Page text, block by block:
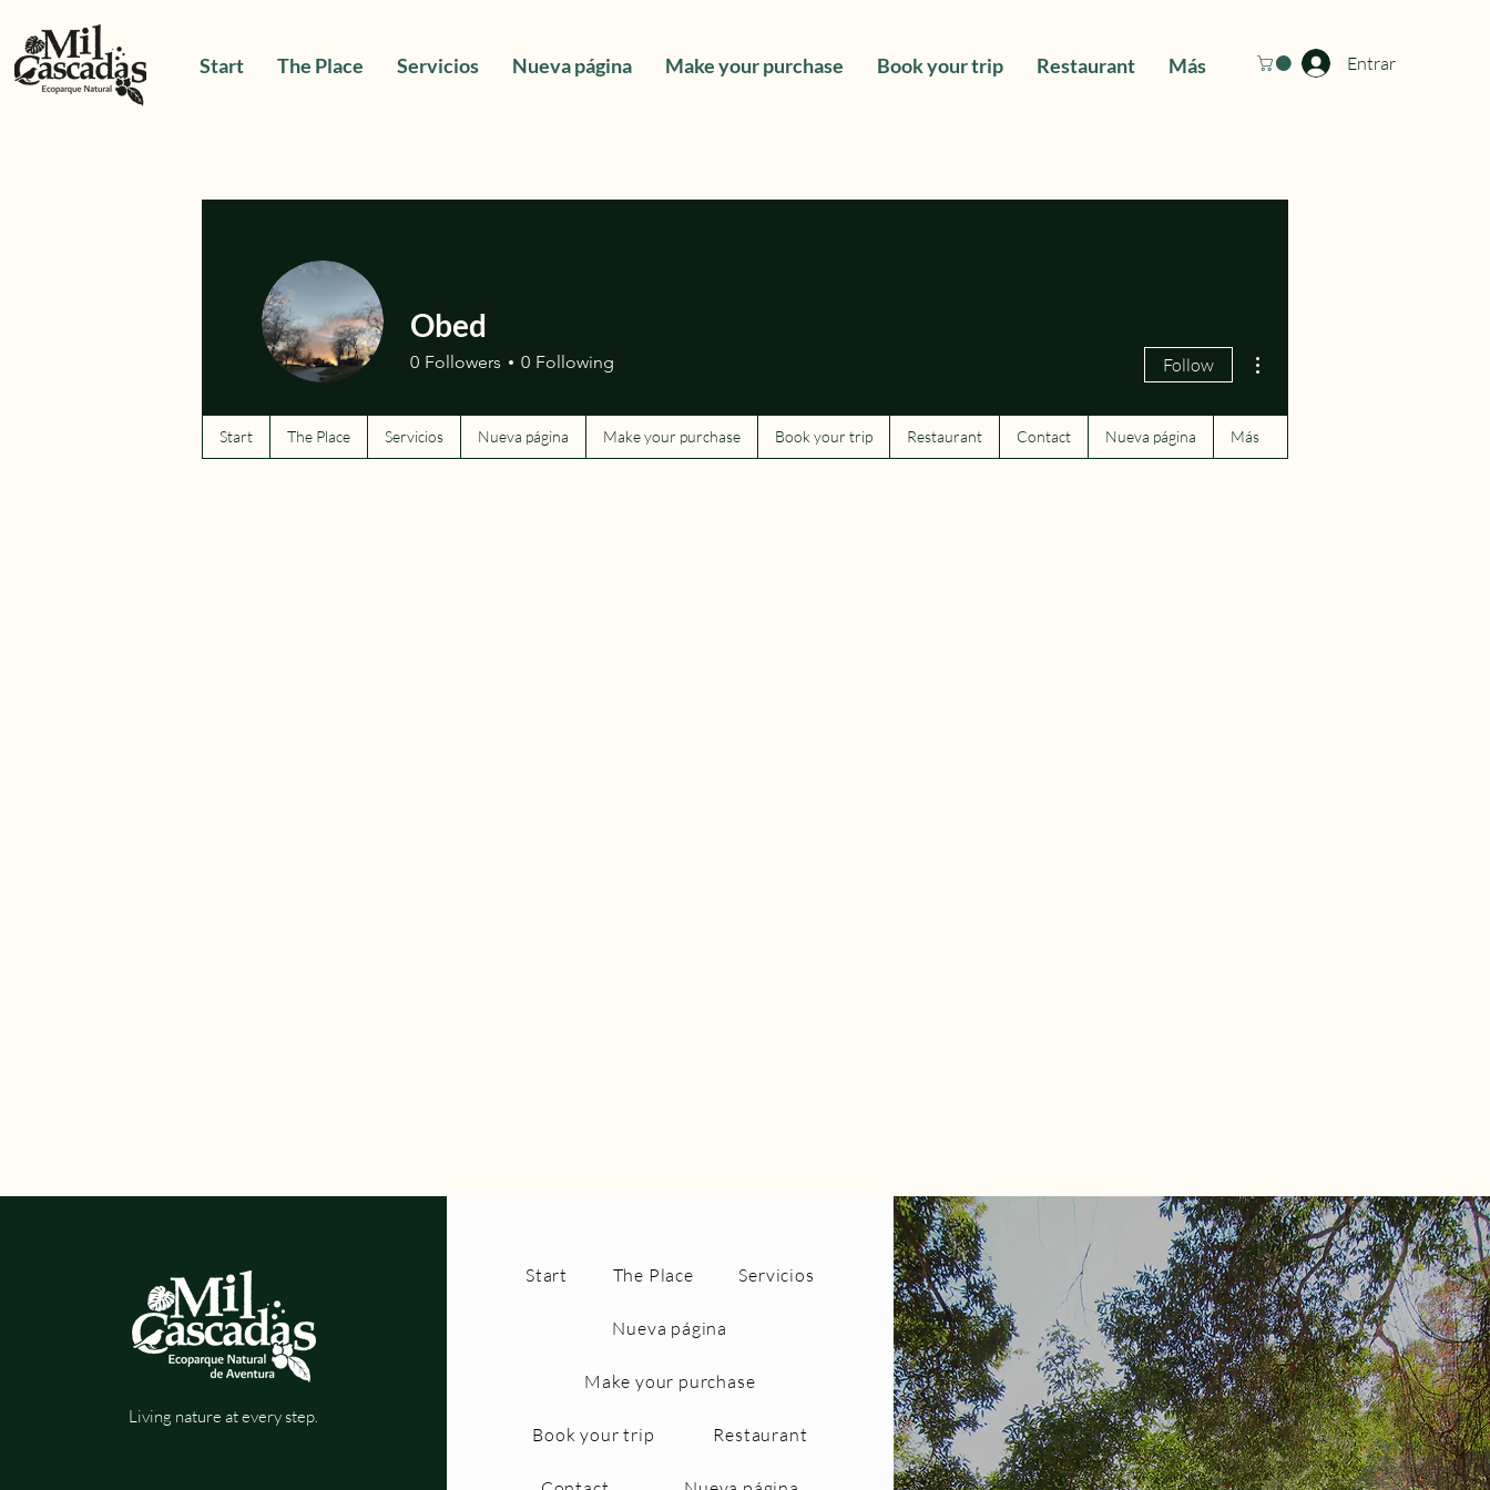
Start The Place Servicios Nueva página Make your purchase Book your trip Restaurant Más Entrar
Obed
0 Followers 0 Following Follow
Start The Place Servicios Nueva página Make your purchase Book your trip Restaurant Contact Nueva página Más
Living nature at every step.
Start The Place Servicios
Nueva página
Make your purchase
Book your trip Restaurant